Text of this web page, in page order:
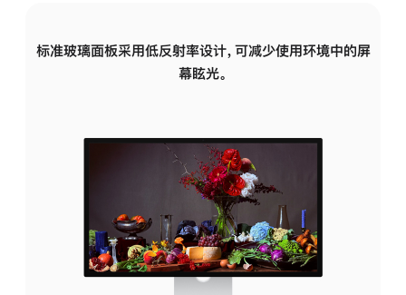
标准玻璃面板采用低反射率设计，可减少使用环境中的屏
幕眩光。